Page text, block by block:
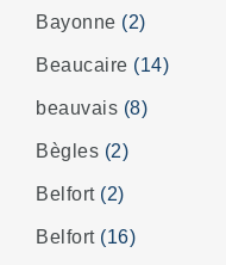
Bayonne (2)
Beaucaire (14)
beauvais (8)
Bègles (2)
Belfort (2)
Belfort (16)